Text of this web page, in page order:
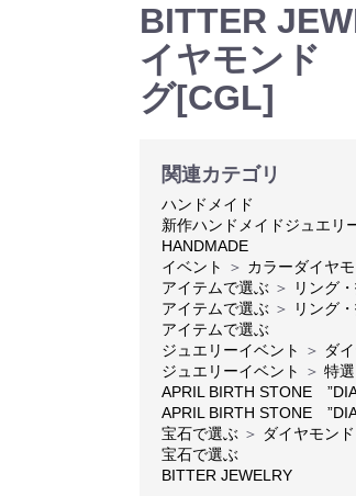
BITTER
イヤモン
グ[CGL]
関連カテゴリ
ハンドメイド
新作ハンドメイドジュエリ
HANDMADE
イベント
＞ カラーダイヤ
アイテムで選ぶ ＞ リング
アイテムで選ぶ ＞
リング
アイテムで選ぶ
ジュエリーイベント
＞ ダ
ジュエリーイベント
＞ 特
APRIL BIRTH STONE
APRIL BIRTH STONE
宝石で選ぶ ＞ ダイヤモンド
宝石で選ぶ
BITTER JEWELRY